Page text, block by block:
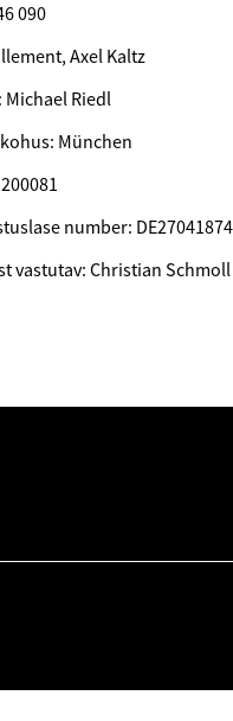
090
Axel Kaltz
Michael Riedl
München
number:
vastutav: Christian Schmoll